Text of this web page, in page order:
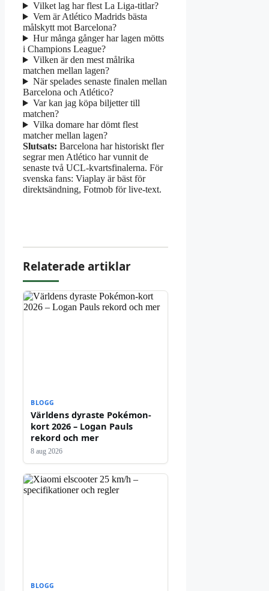
Vilket lag har flest La Liga-titlar?
Vem är Atlético Madrids bästa
målskytt mot Barcelona?
Hur många gånger har lagen mötts
i Champions League?
Vilken är den mest målrika
matchen mellan lagen?
När spelades senaste finalen mellan
Barcelona och Atlético?
Var kan jag köpa biljetter till
matchen?
Vilka domare har dömt flest
matcher mellan lagen?
Slutsats: Barcelona har historiskt fler
segrar men Atlético har vunnit de
senaste två UCL-kvartsfinalerna. För
svenska fans: Viaplay är bäst för
direktsändning, Fotmob för live-text.
Relaterade artiklar
BLOGG
Världens dyraste Pokémon-
kort 2026 – Logan Pauls
rekord och mer
8 aug 2026
BLOGG